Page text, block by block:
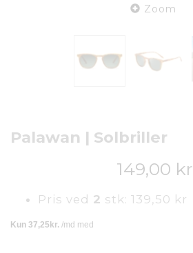
Zoom
Palawan | Solbriller
149,00 kr
Pris ved 2 stk: 139,50 kr